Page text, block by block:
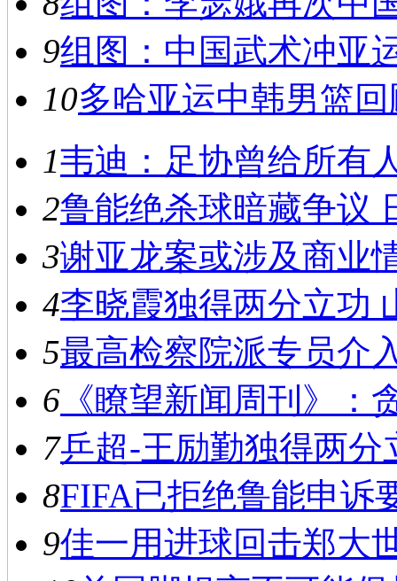
9组图：中国武术冲亚
10多哈亚运中韩男篮
1韦迪：足协曾给所有
2鲁能绝杀球暗藏争议
3谢亚龙案或涉及商业
4李晓霞独得两分立功
5最高检察院派专员介
6 《瞭望新闻周刊》：
7乒超-王励勤独得两分
8FIFA已拒绝鲁能申诉
9佳一用进球回击郑大